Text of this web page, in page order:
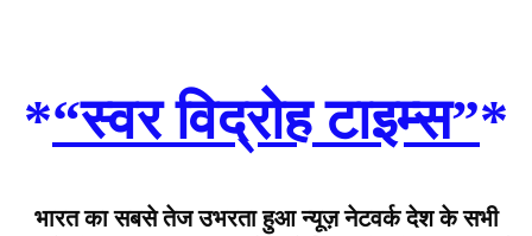
*“स्वर विद्रोह टाइम्स”*
भारत का सबसे तेज उभरता हुआ न्यूज़ नेटवर्क देश के सभी